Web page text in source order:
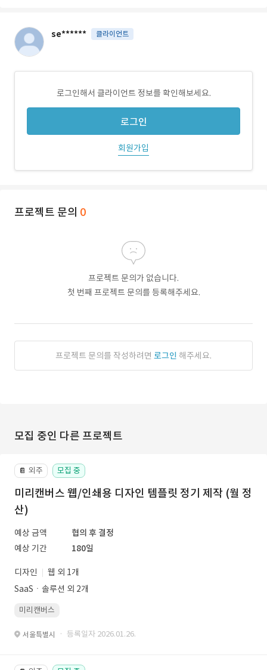
se****** 클라이언트
로그인해서 클라이언트 정보를 확인해보세요.
로그인
회원가입
프로젝트 문의 0
프로젝트 문의가 없습니다.
첫 번째 프로젝트 문의를 등록해주세요.
프로젝트 문의를 작성하려면 로그인 해주세요.
모집 중인 다른 프로젝트
📔 외주 모집 중
미리캔버스 웹/인쇄용 디자인 템플릿 정기 제작 (월 정
산)
예상 금액
협의 후 결정
예상 기간
180일
디자인
웹 외 1개
SaaSㆍ솔루션 외 2개
미리캔버스
서울특별시 · 등록일자 2026.01.26.